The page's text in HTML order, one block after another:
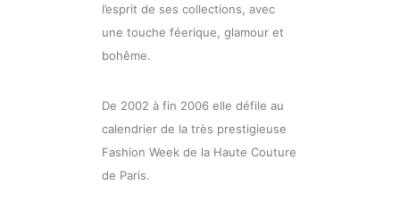
l’esprit de ses collections, avec
une touche féerique, glamour et
bohême.
De 2002 à fin 2006 elle défile au
calendrier de la très prestigieuse
Fashion Week de la Haute Couture
de Paris.